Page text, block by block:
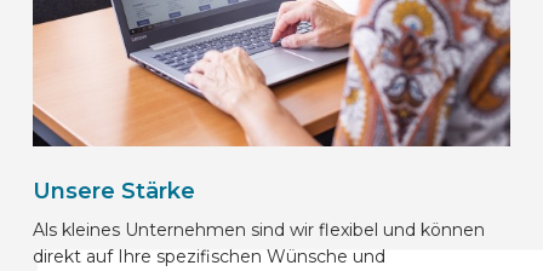
Unsere Stärke
Als kleines Unternehmen sind wir flexibel und können
direkt auf Ihre spezifischen Wünsche und